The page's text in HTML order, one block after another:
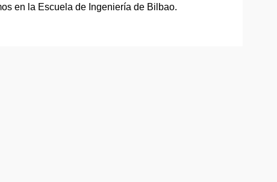
en la Escuela de Ingeniería de Bilbao.